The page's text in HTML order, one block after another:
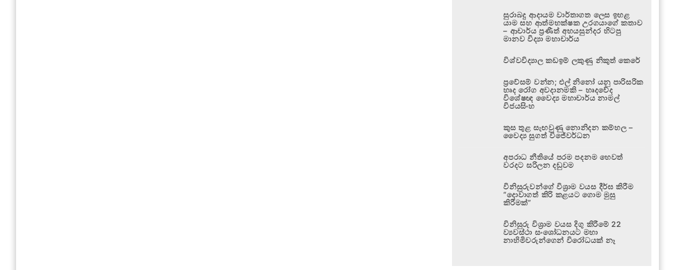
සුරාබදු ආදායම වාර්තාගත ලෙස ඉහළ
යාම සහ ආත්මභක්ෂක උරගයාගේ කතාව
– ආචාර්ය ප්‍රණීත් අභයසුන්දර හිටපු
මානව විද්‍යා මහාචාර්ය
විශ්වවිද්‍යාල කඩඉම් ලකුණු නිකුත් කෙරේ
ප්‍රවේසම් වන්න; එල් නිනෝ යනු පාරිසරික
හෘද රෝග අවදානමකි – හෘදවේද
විශේෂඥ වෛද්‍ය මහාචාර්ය නාමල්
විජයසිංහ
කුස තුළ සැඟවුණු නොනිදන කම්හල –
වෛද්‍ය සුගත් විජේවර්ධන
අපරාධ නීතියේ පරම පදනම හෙවත්
වරදට සරිලන දඬුවම
විනිසුරුවන්ගේ විශ්‍රාම වයස දීර්ඝ කිරීම
“දොවාගත් කිරි කළයට ගොම මුසු
කිරීමක්”
විනිසුරු විශ්‍රාම වයස දිගු කිරීමේ 22
ව්‍යවස්ථා සංශෝධනයට මහා
නාහිමිවරුන්ගෙන් විරෝධයක් නෑ